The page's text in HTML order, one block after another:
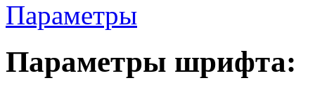
Параметры
Параметры шрифта: